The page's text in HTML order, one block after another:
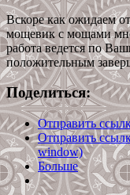
Вскоре как ожидаем
мощевик с мощами
работа ведется по
положительным
Поделиться:
Отправить
Отправить
window)
Больше